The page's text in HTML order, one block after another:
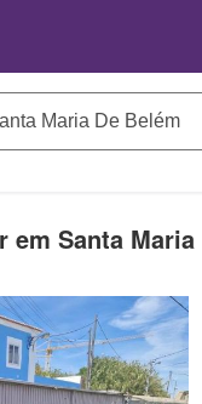
em Santa Maria